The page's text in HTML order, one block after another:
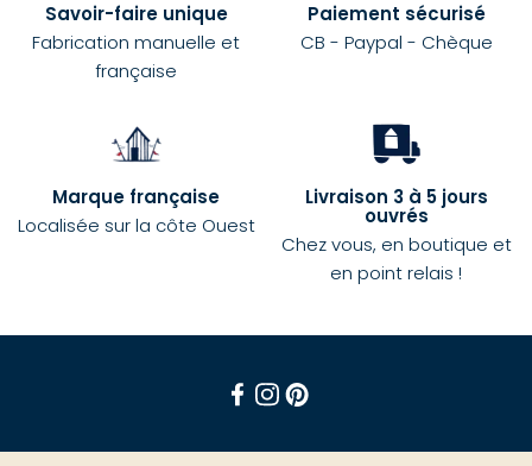
Savoir-faire unique
Fabrication manuelle et
française
Paiement sécurisé
CB - Paypal - Chèque
Marque française
Localisée sur la côte Ouest
Livraison 3 à 5 jours
ouvrés
Chez vous, en boutique et
en point relais !